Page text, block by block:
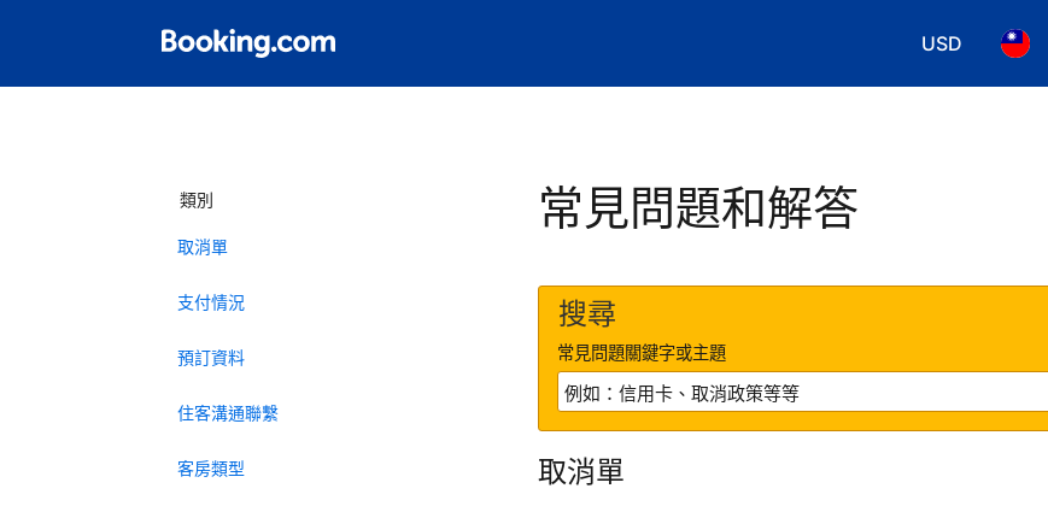
USD
選擇您使用
選
類別
取消單
支付情況
預訂資料
住客溝通聯繫
客房類型
常見問題和解答
搜尋
常見問題關鍵字或主題
取消單